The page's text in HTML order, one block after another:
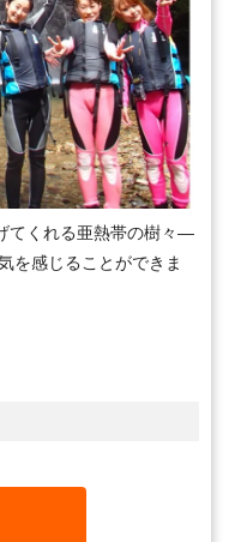
てくれる亜熱帯の樹々―
を感じることができま